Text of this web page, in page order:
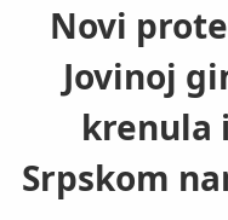
Novi
Jovinoj
krenula
Srpskom